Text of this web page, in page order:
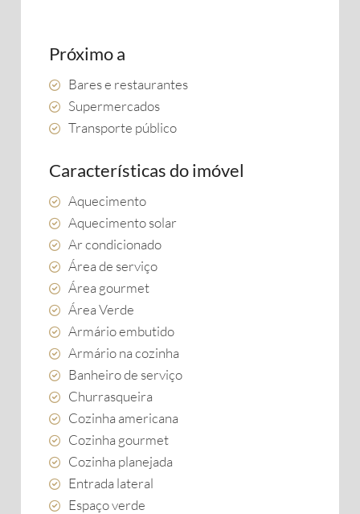
Próximo a
Bares e restaurantes
Supermercados
Transporte público
Características do imóvel
Aquecimento
Aquecimento solar
Ar condicionado
Área de serviço
Área gourmet
Área Verde
Armário embutido
Armário na cozinha
Banheiro de serviço
Churrasqueira
Cozinha americana
Cozinha gourmet
Cozinha planejada
Entrada lateral
Espaço verde